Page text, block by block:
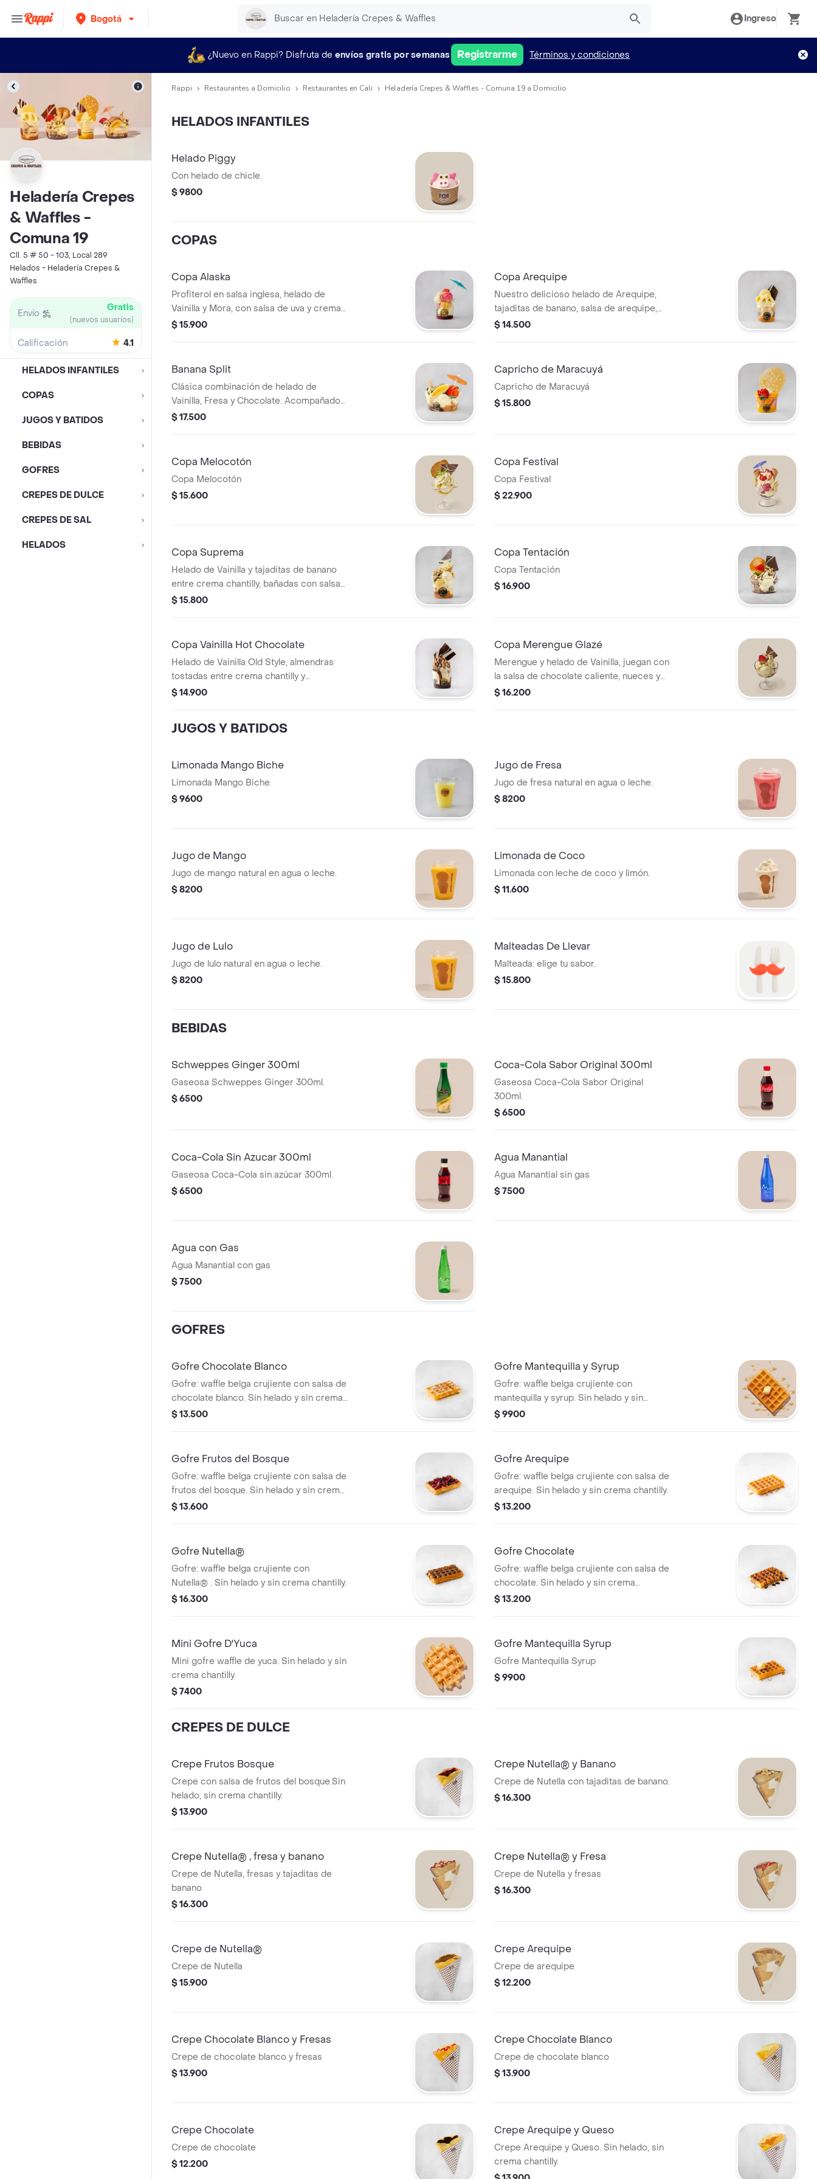
Bogotá Ingreso
¿Nuevo en Rappi? Disfruta de envíos gratis por semanas Registrarme Términos y condiciones
Heladería Crepes
& Waffles -
Comuna 19
Cll. 5 # 50 - 103, Local 289
Helados - Heladería Crepes &
Waffles
Envío Gratis
(nuevos usuarios)
Calificación 4.1
HELADOS INFANTILES
COPAS
JUGOS Y BATIDOS
BEBIDAS
GOFRES
CREPES DE DULCE
CREPES DE SAL
HELADOS
Rappi Restaurantes a Domicilio Restaurantes en Cali Heladería Crepes & Waffles - Comuna 19 a Domicilio
HELADOS INFANTILES
Helado Piggy
Con helado de chicle.
$ 9800
COPAS
Copa Alaska
Profiterol en salsa inglesa, helado de
Vainilla y Mora, con salsa de uva y crema
chantilly.
$ 15.900
Copa Arequipe
Nuestro delicioso helado de Arequipe,
tajaditas de banano, salsa de arequipe,
galleta mantequilla y crema chantilly.
$ 14.500
Banana Split
Clásica combinación de helado de
Vainilla, Fresa y Chocolate. Acompañado
de crema chantilly, nueces, banano, salsa
$ 17.500
Capricho de Maracuyá
Capricho de Maracuyá
$ 15.800
Copa Melocotón
Copa Melocotón
$ 15.600
Copa Festival
Copa Festival
$ 22.900
Copa Suprema
Helado de Vainilla y tajaditas de banano
entre crema chantilly, bañadas con salsa
de chocolate y arequipe, mini cono de
$ 15.800
Copa Tentación
Copa Tentación
$ 16.900
Copa Vainilla Hot Chocolate
Helado de Vainilla Old Style, almendras
tostadas entre crema chantilly y
chocolate caliente con el que usted le
$ 14.900
Copa Merengue Glazé
Merengue y helado de Vainilla, juegan con
la salsa de chocolate caliente, nueces y
crema chantilly para proporcionar solo
$ 16.200
JUGOS Y BATIDOS
Limonada Mango Biche
Limonada Mango Biche
$ 9600
Jugo de Fresa
Jugo de fresa natural en agua o leche.
$ 8200
Jugo de Mango
Jugo de mango natural en agua o leche.
$ 8200
Limonada de Coco
Limonada con leche de coco y limón.
$ 11.600
Jugo de Lulo
Jugo de lulo natural en agua o leche.
$ 8200
Malteadas De Llevar
Malteada: elige tu sabor.
$ 15.800
BEBIDAS
Schweppes Ginger 300ml
Gaseosa Schweppes Ginger 300ml.
$ 6500
Coca-Cola Sabor Original 300ml
Gaseosa Coca-Cola Sabor Original
300ml.
$ 6500
Coca-Cola Sin Azucar 300ml
Gaseosa Coca-Cola sin azúcar 300ml.
$ 6500
Agua Manantial
Agua Manantial sin gas
$ 7500
Agua con Gas
Agua Manantial con gas
$ 7500
GOFRES
Gofre Chocolate Blanco
Gofre: waffle belga crujiente con salsa de
chocolate blanco. Sin helado y sin crema
chantilly.
$ 13.500
Gofre Mantequilla y Syrup
Gofre: waffle belga crujiente con
mantequilla y syrup. Sin helado y sin
crema chantilly.
$ 9900
Gofre Frutos del Bosque
Gofre: waffle belga crujiente con salsa de
frutos del bosque. Sin helado y sin crema
chantilly.
$ 13.600
Gofre Arequipe
Gofre: waffle belga crujiente con salsa de
arequipe. Sin helado y sin crema chantilly.
$ 13.200
Gofre Nutella®
Gofre: waffle belga crujiente con
Nutella® . Sin helado y sin crema chantilly.
$ 16.300
Gofre Chocolate
Gofre: waffle belga crujiente con salsa de
chocolate. Sin helado y sin crema
chantilly.
$ 13.200
Mini Gofre D'Yuca
Mini gofre waffle de yuca. Sin helado y sin
crema chantilly.
$ 7400
Gofre Mantequilla Syrup
Gofre Mantequilla Syrup
$ 9900
CREPES DE DULCE
Crepe Frutos Bosque
Crepe con salsa de frutos del bosque.Sin
helado, sin crema chantilly.
$ 13.900
Crepe Nutella® y Banano
Crepe de Nutella con tajaditas de banano.
$ 16.300
Crepe Nutella® , fresa y banano
Crepe de Nutella, fresas y tajaditas de
banano
$ 16.300
Crepe Nutella® y Fresa
Crepe de Nutella y fresas
$ 16.300
Crepe de Nutella®
Crepe de Nutella
$ 15.900
Crepe Arequipe
Crepe de arequipe
$ 12.200
Crepe Chocolate Blanco y Fresas
Crepe de chocolate blanco y fresas
$ 13.900
Crepe Chocolate Blanco
Crepe de chocolate blanco
$ 13.900
Crepe Chocolate
Crepe de chocolate
$ 12.200
Crepe Arequipe y Queso
Crepe Arequipe y Queso. Sin helado, sin
crema chantilly.